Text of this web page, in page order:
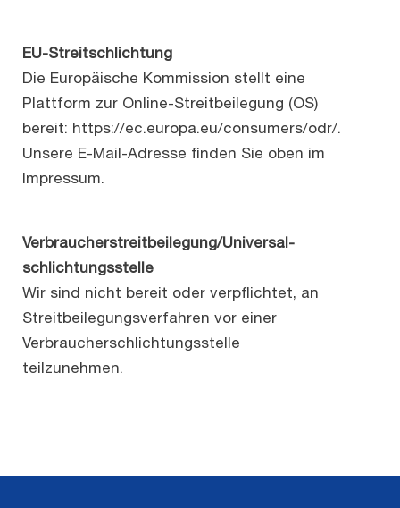
EU-Streitschlichtung
Die Europäische Kommission stellt eine
Plattform zur Online-Streitbeilegung (OS)
bereit: https://ec.europa.eu/consumers/odr/.
Unsere E-Mail-Adresse finden Sie oben im
Impressum.
Verbraucher­streit­beilegung/Universal­
schlichtungs­stelle
Wir sind nicht bereit oder verpflichtet, an
Streitbeilegungsverfahren vor einer
Verbraucherschlichtungsstelle
teilzunehmen.